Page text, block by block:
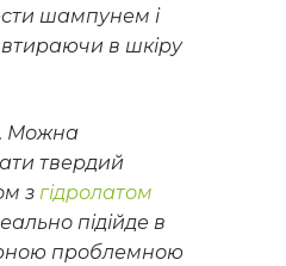
шампунем і
втираючи в шкіру
Можна
твердий
з гідролатом
підійде в
проблемною